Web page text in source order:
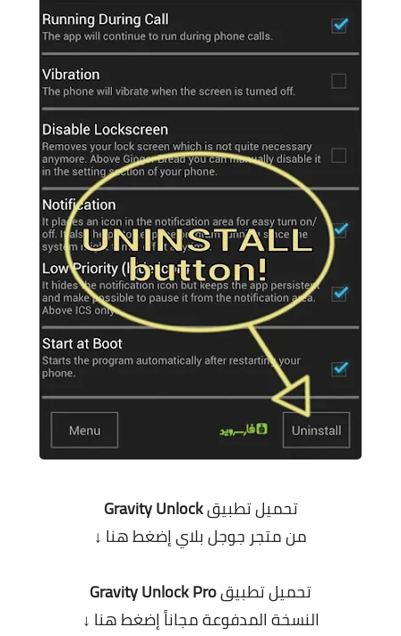
تحميل تطبيقGravity Unlock
من متجر جوجل بلايإضغط هنا ↓
تحميل تطبيقGravity Unlock Pro
النسخة المدفوعة مجاناًإضغط هنا ↓